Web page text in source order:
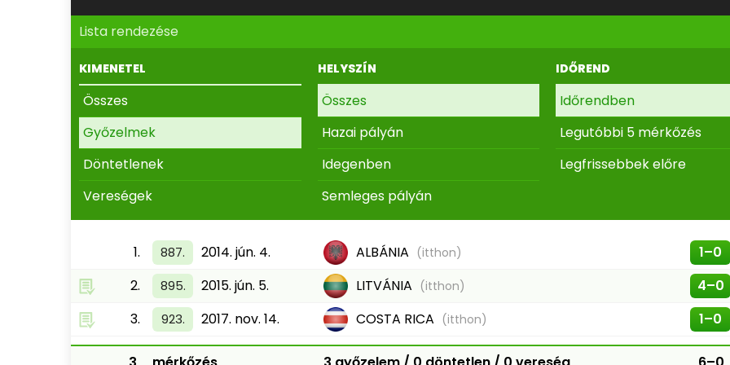
Lista rendezése
KIMENETEL
Összes
Győzelmek
Döntetlenek
Vereségek
HELYSZÍN
Összes
Hazai pályán
Idegenben
Semleges pályán
IDŐREND
Időrendben
Legutóbbi 5 mérkőzés
Legfrissebbek előre
1. 887. 2014. jún. 4. ALBÁNIA (itthon)
1–0
2.
895. 2015. jún. 5. LITVÁNIA (itthon)
4–0
3.
923. 2017. nov. 14. COSTA RICA (itthon) 1–0